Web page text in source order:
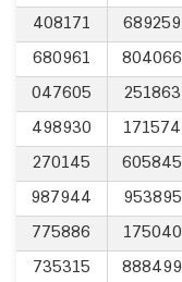
408171
689259
680961
804066
047605
251863
498930
171574
270145
605845
987944
953895
775886
175040
735315
888499